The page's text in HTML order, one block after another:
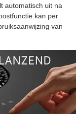
automatisch uit na
kan per
van